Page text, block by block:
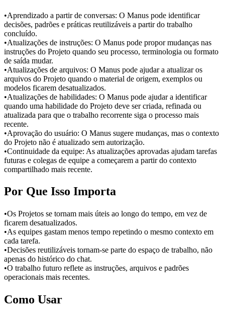
•Aprendizado a partir de conversas: O Manus pode identificar
decisões, padrões e práticas reutilizáveis a partir do trabalho
concluído.
•Atualizações de instruções: O Manus pode propor mudanças nas
instruções do Projeto quando seu processo, terminologia ou formato
de saída mudar.
•Atualizações de arquivos: O Manus pode ajudar a atualizar os
arquivos do Projeto quando o material de origem, exemplos ou
modelos ficarem desatualizados.
•Atualizações de habilidades: O Manus pode ajudar a identificar
quando uma habilidade do Projeto deve ser criada, refinada ou
atualizada para que o trabalho recorrente siga o processo mais
recente.
•Aprovação do usuário: O Manus sugere mudanças, mas o contexto
do Projeto não é atualizado sem autorização.
•Continuidade da equipe: As atualizações aprovadas ajudam tarefas
futuras e colegas de equipe a começarem a partir do contexto
compartilhado mais recente.
Por Que Isso Importa
•Os Projetos se tornam mais úteis ao longo do tempo, em vez de
ficarem desatualizados.
•As equipes gastam menos tempo repetindo o mesmo contexto em
cada tarefa.
•Decisões reutilizáveis tornam-se parte do espaço de trabalho, não
apenas do histórico do chat.
•O trabalho futuro reflete as instruções, arquivos e padrões
operacionais mais recentes.
Como Usar